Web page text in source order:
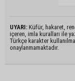
UYARI: Küfür, hakaret,
içeren, imla kuralları ile
Türkçe karakter
onaylanmamaktadır.